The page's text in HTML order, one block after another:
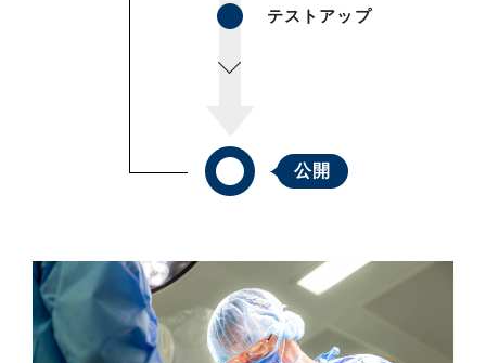
テストアップ
公開